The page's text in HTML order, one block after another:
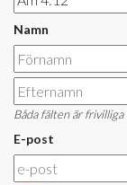
Namn
Båda fälten är
E-post